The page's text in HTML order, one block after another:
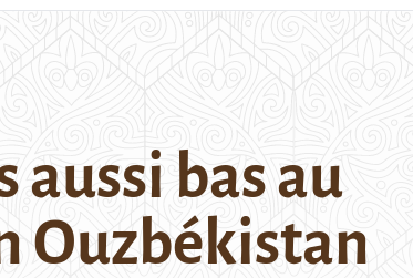
aussi bas au
Ouzbékistan